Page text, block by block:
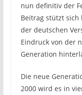
nun definitiv der
Beitrag stützt sich
der deutschen
Eindruck von der
Generation
Die neue
2000 wird es in